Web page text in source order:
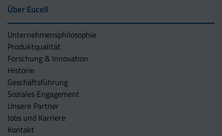
Über Eucell
Unternehmens­philosophie
Produktqualität
Forschung & Innovation
Historie
Geschäftsführung
Soziales Engagement
Unsere Partner
Jobs und Karriere
Kontakt